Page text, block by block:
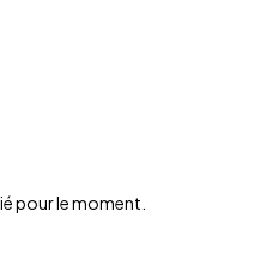
pour le moment.